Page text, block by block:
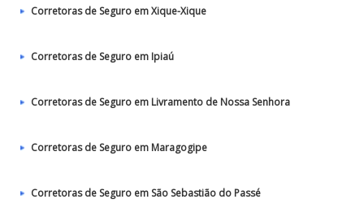
Corretoras de Seguro em Xique-Xique
Corretoras de Seguro em Ipiaú
Corretoras de Seguro em Livramento de Nossa Senhora
Corretoras de Seguro em Maragogipe
Corretoras de Seguro em São Sebastião do Passé